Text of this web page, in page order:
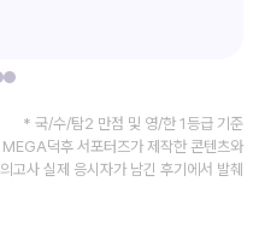
* 국/수/탐2 만점 및 영/한 1등급 기준
덕후 서포터즈가 제작한 콘텐츠와
고사 실제 응시자가 남긴 후기에서 발췌